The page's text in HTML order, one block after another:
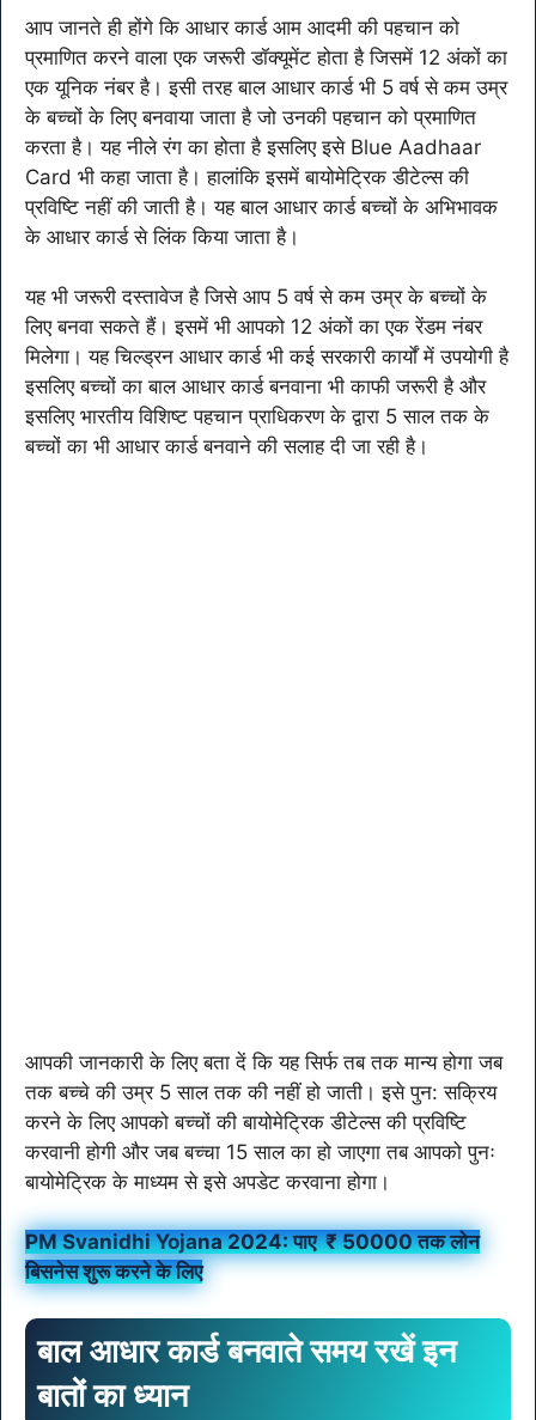
आप जानते ही होंगे कि आधार कार्ड आम आदमी की पहचान को
प्रमाणित करने वाला एक जरूरी डॉक्यूमेंट होता है जिसमें 12 अंकों का
एक यूनिक नंबर है। इसी तरह बाल आधार कार्ड भी 5 वर्ष से कम उम्र
के बच्चों के लिए बनवाया जाता है जो उनकी पहचान को प्रमाणित
करता है। यह नीले रंग का होता है इसलिए इसे Blue Aadhaar
Card भी कहा जाता है। हालांकि इसमें बायोमेट्रिक डीटेल्स की
प्रविष्टि नहीं की जाती है। यह बाल आधार कार्ड बच्चों के अभिभावक
के आधार कार्ड से लिंक किया जाता है।
यह भी जरूरी दस्तावेज है जिसे आप 5 वर्ष से कम उम्र के बच्चों के
लिए बनवा सकते हैं। इसमें भी आपको 12 अंकों का एक रेंडम नंबर
मिलेगा। यह चिल्ड्रन आधार कार्ड भी कई सरकारी कार्यों में उपयोगी है
इसलिए बच्चों का बाल आधार कार्ड बनवाना भी काफी जरूरी है और
इसलिए भारतीय विशिष्ट पहचान प्राधिकरण के द्वारा 5 साल तक के
बच्चों का भी आधार कार्ड बनवाने की सलाह दी जा रही है।
आपकी जानकारी के लिए बता दें कि यह सिर्फ तब तक मान्य होगा जब
तक बच्चे की उम्र 5 साल तक की नहीं हो जाती। इसे पुन: सक्रिय
करने के लिए आपको बच्चों की बायोमेट्रिक डीटेल्स की प्रविष्टि
करवानी होगी और जब बच्चा 15 साल का हो जाएगा तब आपको पुनः
बायोमेट्रिक के माध्यम से इसे अपडेट करवाना होगा।
PM Svanidhi Yojana 2024: पाए ₹ 50000 तक लोन
बिसनेस शुरू करने के लिए
बाल आधार कार्ड बनवाते समय रखें इन
बातों का ध्यान